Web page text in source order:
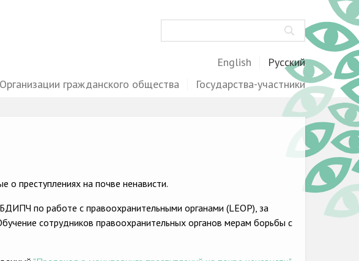
English
Русский
Организации гражданского общества Государства-участники
о преступлениях на почве ненависти.
по работе с правоохранительными органами (LEOP), за
сотрудников правоохранительных органов мерам борьбы с